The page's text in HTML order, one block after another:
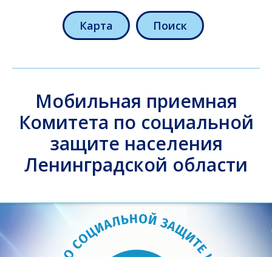
Карта Поиск
Мобильная приемная
Комитета по социальной
защите населения
Ленинградской области